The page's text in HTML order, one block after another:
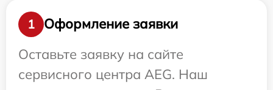
1
Оформление заявки
Оставьте заявку на сайте
сервисного центра AEG. Наш